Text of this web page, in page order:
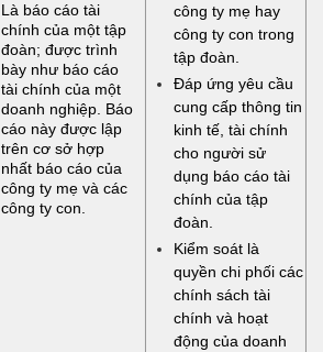
Là báo cáo tài
chính của một tập
đoàn; được trình
bày như báo cáo
tài chính của một
doanh nghiệp. Báo
cáo này được lập
trên cơ sở hợp
nhất báo cáo của
công ty mẹ và các
công ty con.
công ty mẹ hay
công ty con trong
tập đoàn.
Đáp ứng yêu cầu
cung cấp thông tin
kinh tế, tài chính
cho người sử
dụng báo cáo tài
chính của tập
đoàn.
Kiểm soát là
quyền chi phối các
chính sách tài
chính và hoạt
động của doanh